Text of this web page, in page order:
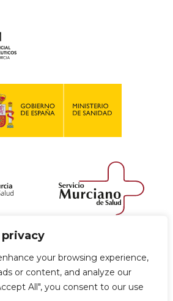
your browsing experience,
or content, and analyze our
All", you consent to our use
envío y devoluciones
Uso de cookies